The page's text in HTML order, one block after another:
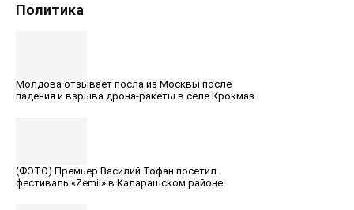
Политика
Молдова отзывает посла из Москвы после
падения и взрыва дрона-ракеты в селе Крокмаз
(ФОТО) Премьер Вaсилий Тофан посетил
фестиваль «Zemii» в Каларашском районе